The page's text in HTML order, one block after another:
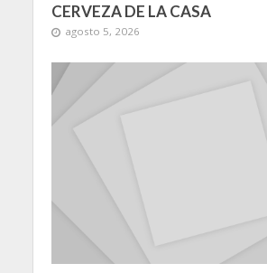
CERVEZA DE LA CASA
agosto 5, 2026